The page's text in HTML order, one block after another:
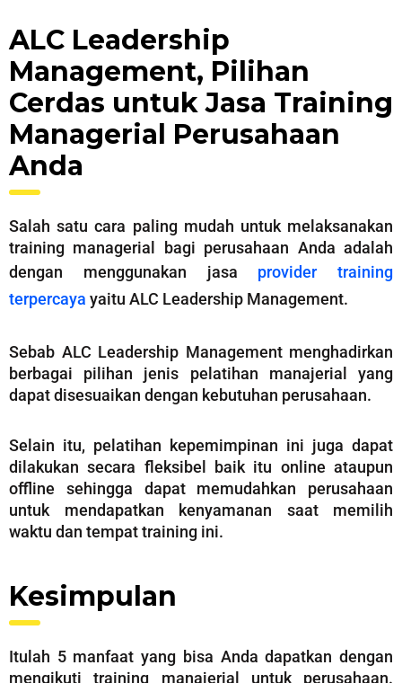
ALC Leadership
Management, Pilihan
Cerdas untuk Jasa Training
Managerial Perusahaan
Anda
Salah satu cara paling mudah untuk melaksanakan
training managerial bagi perusahaan Anda adalah
dengan menggunakan jasa provider training
terpercaya yaitu ALC Leadership Management.
Sebab ALC Leadership Management menghadirkan
berbagai pilihan jenis pelatihan manajerial yang
dapat disesuaikan dengan kebutuhan perusahaan.
Selain itu, pelatihan kepemimpinan ini juga dapat
dilakukan secara fleksibel baik itu online ataupun
offline sehingga dapat memudahkan perusahaan
untuk mendapatkan kenyamanan saat memilih
waktu dan tempat training ini.
Kesimpulan
Itulah 5 manfaat yang bisa Anda dapatkan dengan
mengikuti training manajerial untuk perusahaan.